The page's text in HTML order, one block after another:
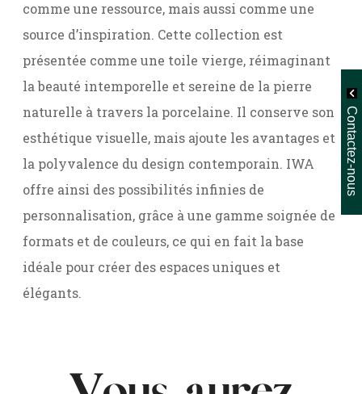
comme une ressource, mais aussi comme une
source d’inspiration. Cette collection est
présentée comme une toile vierge, réimaginant
la beauté intemporelle et sereine de la pierre
naturelle à travers la porcelaine. Il conserve son
esthétique visuelle, mais ajoute les avantages et
la polyvalence du design contemporain. IWA
offre ainsi des possibilités infinies de
personnalisation, grâce à une gamme soignée de
formats et de couleurs, ce qui en fait la base
idéale pour créer des espaces uniques et
élégants.
Contactez-nous